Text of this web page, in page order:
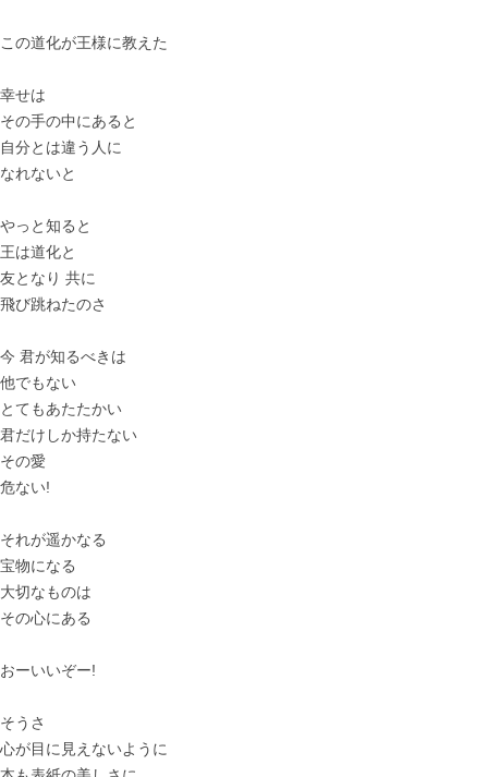
この道化が王様に教えた
幸せは
その手の中にあると
自分とは違う人に
なれないと
やっと知ると
王は道化と
友となり 共に
飛び跳ねたのさ
今 君が知るべきは
他でもない
とてもあたたかい
君だけしか持たない
その愛
危ない!
それが遥かなる
宝物になる
大切なものは
その心にある
おーいいぞー!
そうさ
心が目に見えないように